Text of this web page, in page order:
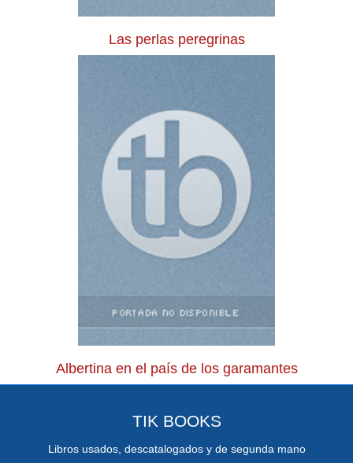
Las perlas peregrinas
Albertina en el país de los garamantes
TIK BOOKS
Libros usados, descatalogados y de segunda mano